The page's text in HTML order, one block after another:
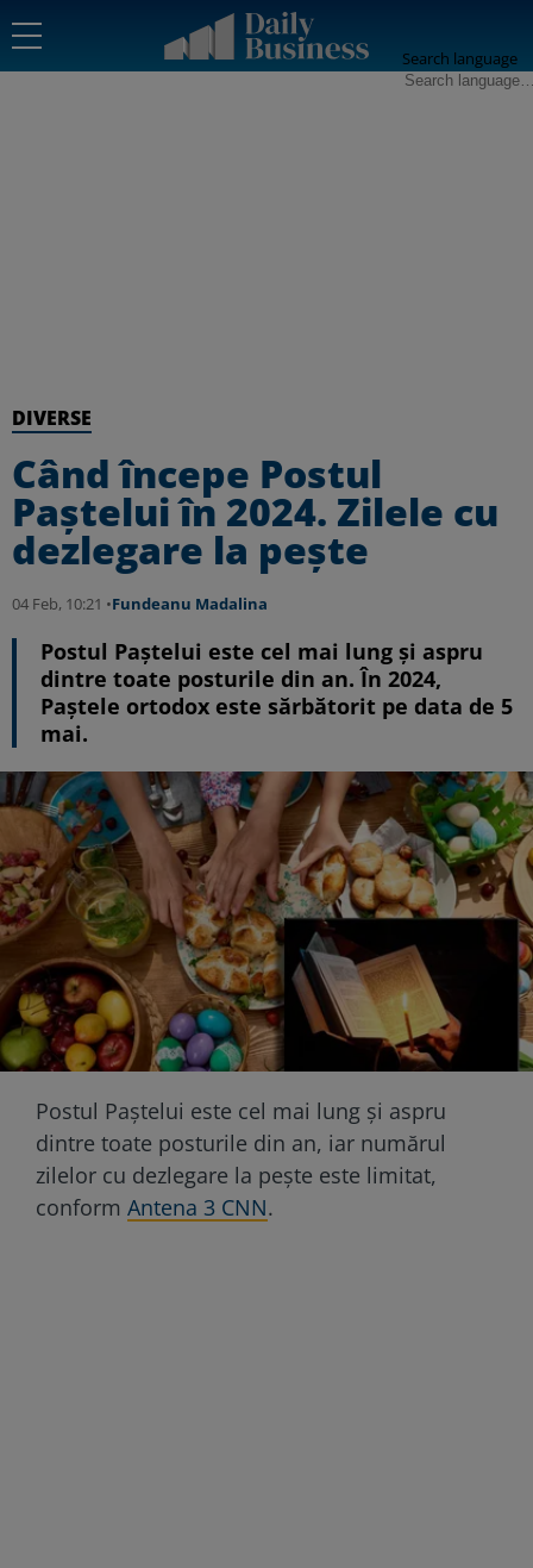
Search language
DIVERSE
Când începe Postul
Paştelui în 2024. Zilele cu
dezlegare la peşte
04 Feb, 10:21 •Fundeanu Madalina
Postul Paştelui este cel mai lung şi aspru
dintre toate posturile din an. În 2024,
Paștele ortodox este sărbătorit pe data de 5
mai.
Postul Paştelui este cel mai lung şi aspru
dintre toate posturile din an, iar numărul
zilelor cu dezlegare la peşte este limitat,
conform Antena 3 CNN.